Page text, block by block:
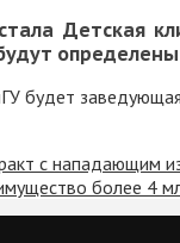
Детская
будет
с нападающим
более 4